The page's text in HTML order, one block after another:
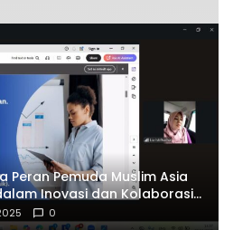
Peran Pemuda Muslim Asia
Inovasi dan Kolaborasi
0